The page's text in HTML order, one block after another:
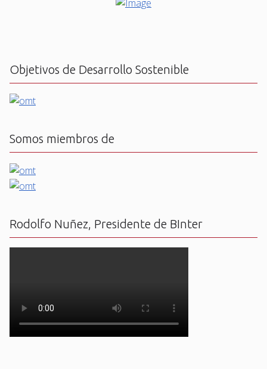
Objetivos de Desarrollo Sostenible
Somos miembros de
Rodolfo Nuñez, Presidente de BInter